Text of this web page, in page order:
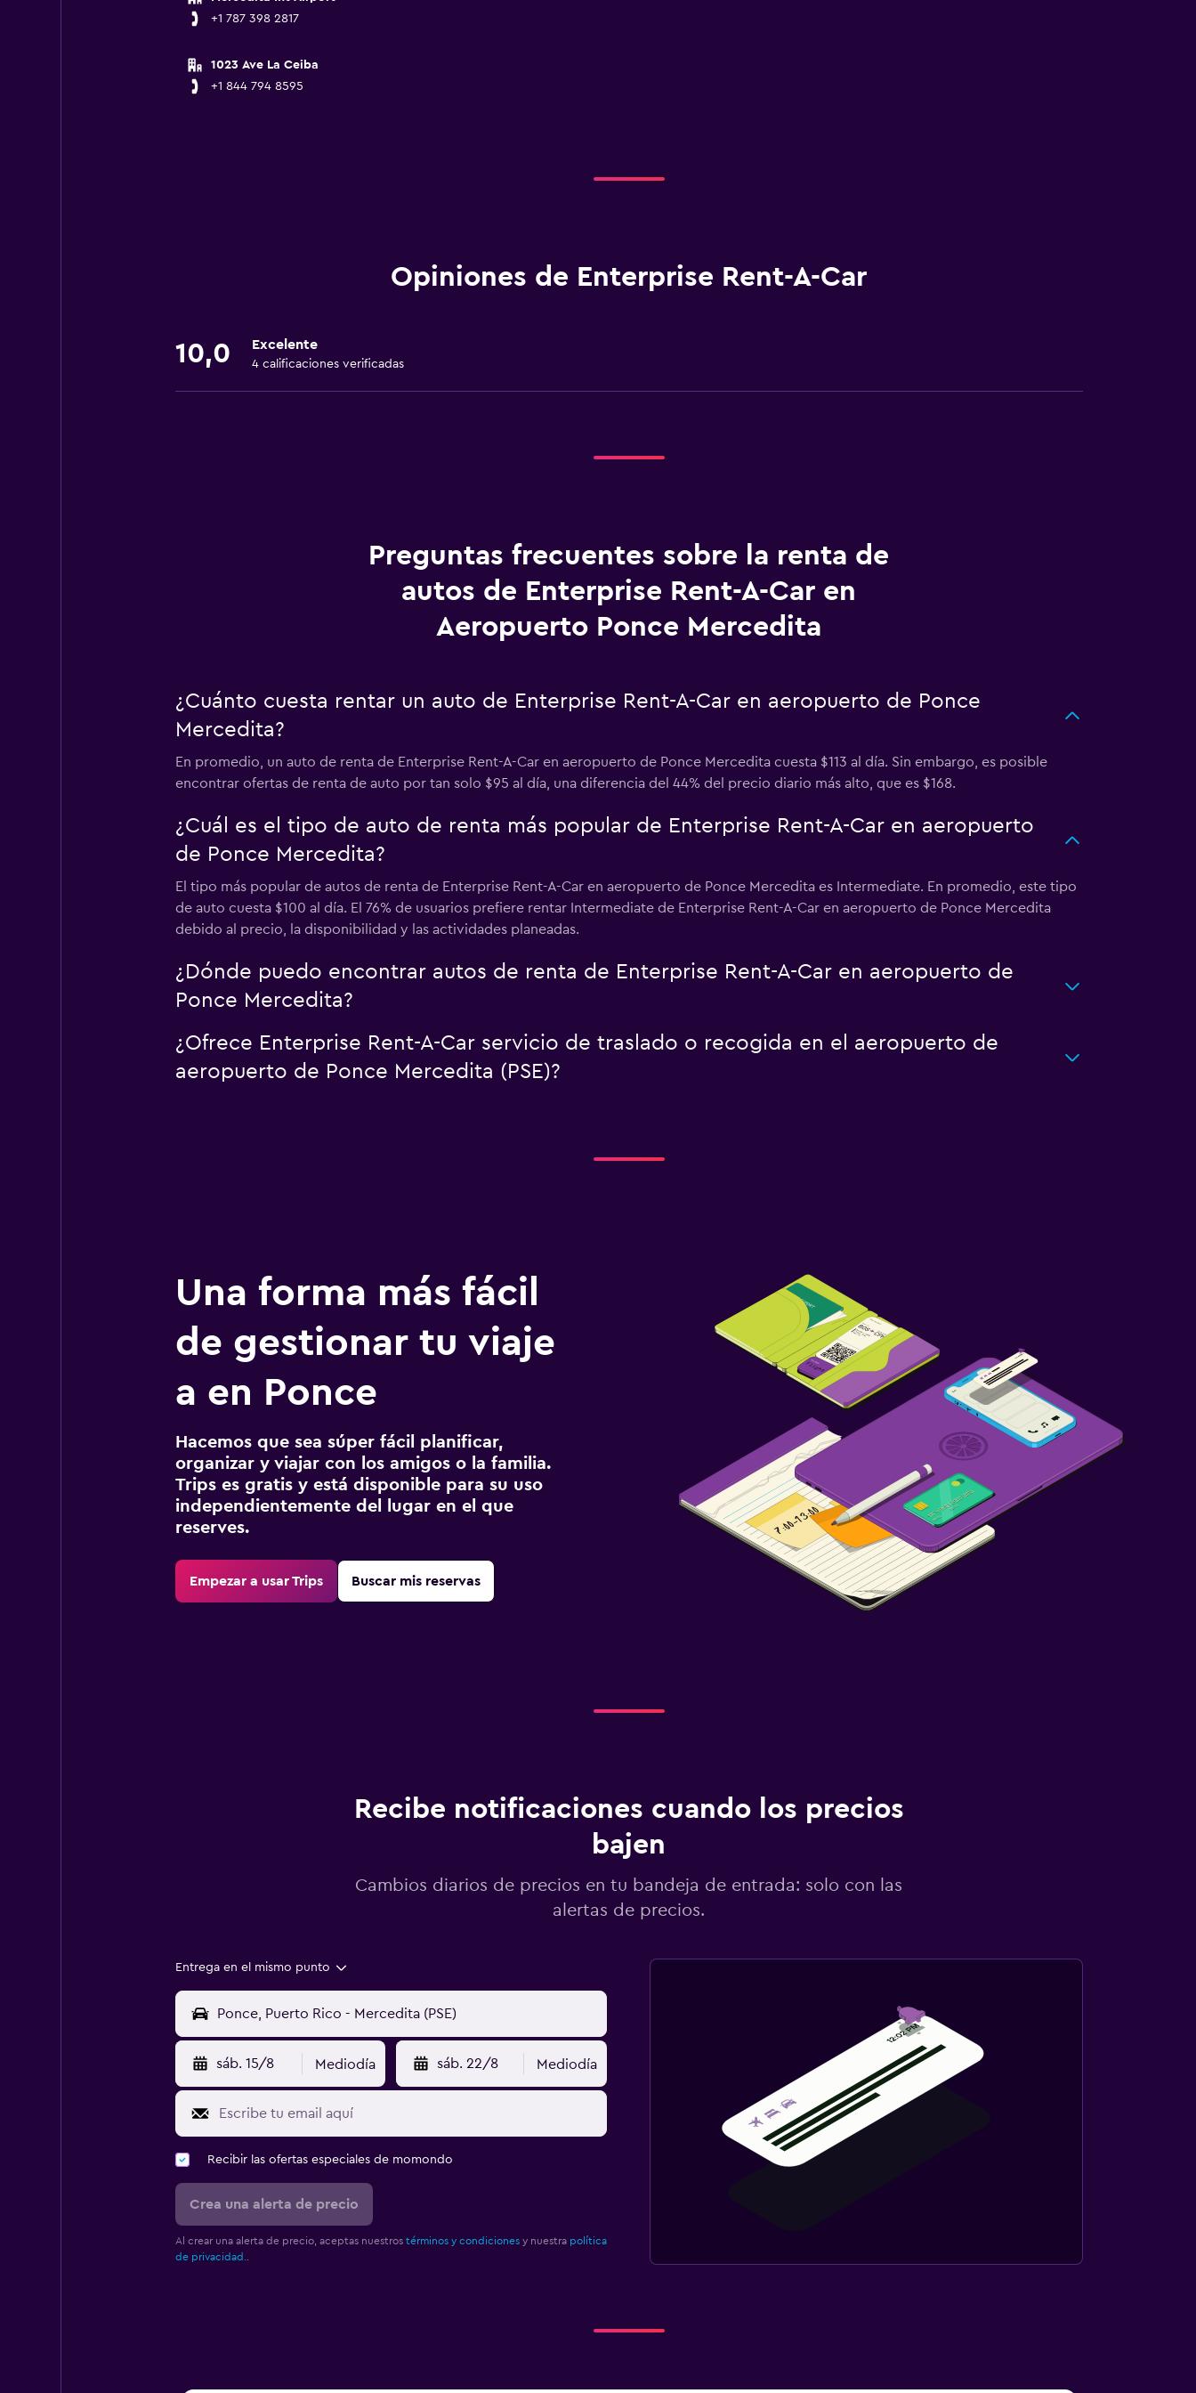
+1 787 398 2817
1023 Ave La Ceiba
+1 844 794 8595
Opiniones de Enterprise Rent-A-Car
10,0 Excelente
4 calificaciones verificadas
Preguntas frecuentes sobre la renta de
autos de Enterprise Rent-A-Car en
Aeropuerto Ponce Mercedita
¿Cuánto cuesta rentar un auto de Enterprise Rent-A-Car en aeropuerto de Ponce
Mercedita?
En promedio, un auto de renta de Enterprise Rent-A-Car en aeropuerto de Ponce Mercedita cuesta $113 al día. Sin embargo, es posible
encontrar ofertas de renta de auto por tan solo $95 al día, una diferencia del 44% del precio diario más alto, que es $168.
¿Cuál es el tipo de auto de renta más popular de Enterprise Rent-A-Car en aeropuerto
de Ponce Mercedita?
El tipo más popular de autos de renta de Enterprise Rent-A-Car en aeropuerto de Ponce Mercedita es Intermediate. En promedio, este tipo
de auto cuesta $100 al día. El 76% de usuarios prefiere rentar Intermediate de Enterprise Rent-A-Car en aeropuerto de Ponce Mercedita
debido al precio, la disponibilidad y las actividades planeadas.
¿Dónde puedo encontrar autos de renta de Enterprise Rent-A-Car en aeropuerto de
Ponce Mercedita?
¿Ofrece Enterprise Rent-A-Car servicio de traslado o recogida en el aeropuerto de
aeropuerto de Ponce Mercedita (PSE)?
Una forma más fácil
de gestionar tu viaje
a en Ponce
Hacemos que sea súper fácil planificar,
organizar y viajar con los amigos o la familia.
Trips es gratis y está disponible para su uso
independientemente del lugar en el que
reserves.
Empezar a usar Trips Buscar mis reservas
Recibe notificaciones cuando los precios
bajen
Cambios diarios de precios en tu bandeja de entrada: solo con las
alertas de precios.
Entrega en el mismo punto
sáb. 15/8 Mediodía sáb. 22/8 Mediodía
Recibir las ofertas especiales de momondo
Crea una alerta de precio
Al crear una alerta de precio, aceptas nuestros términos y condicionesy nuestra política
de privacidad.